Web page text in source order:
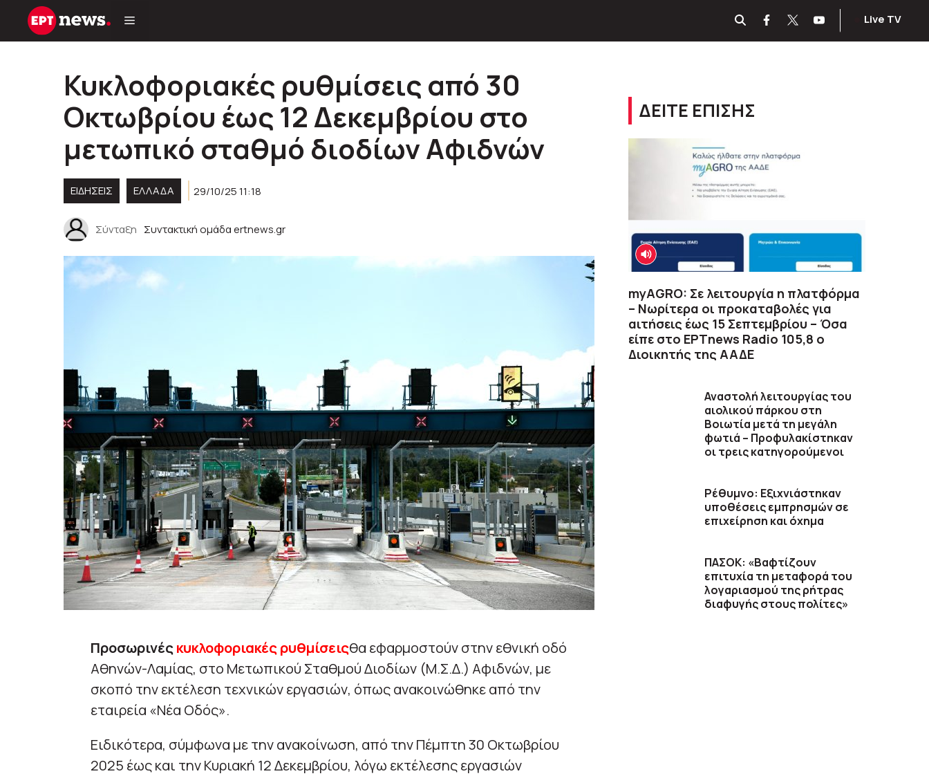
Μετάβαση
Live TV
Κυκλοφοριακές ρυθμίσεις από 30
Οκτωβρίου έως 12 Δεκεμβρίου στο
μετωπικό σταθμό διοδίων Αφιδνών
ΕΙΔΗΣΕΙΣ ΕΛΛΑΔΑ 29/10/25 11:18
Σύνταξη Συντακτική ομάδα ertnews.gr
Προσωρινέςκυκλοφοριακές ρυθμίσειςθα εφαρμοστούν στην εθνική οδό
Αθηνών-Λαμίας, στο Μετωπικού Σταθμού Διοδίων (Μ.Σ.Δ.) Αφιδνών, με
σκοπό την εκτέλεση τεχνικών εργασιών, όπως ανακοινώθηκε από την
εταιρεία «Νέα Οδός».
Ειδικότερα, σύμφωνα με την ανακοίνωση, από την Πέμπτη 30 Οκτωβρίου
2025 έως και την Κυριακή 12 Δεκεμβρίου, λόγω εκτέλεσης εργασιών
ΔΕΙΤΕ ΕΠΙΣΗΣ
myAGRO: Σε λειτουργία η πλατφόρμα
– Νωρίτερα οι προκαταβολές για
αιτήσεις έως 15 Σεπτεμβρίου – Όσα
είπε στο ΕΡΤnews Radio 105,8 ο
Διοικητής της ΑΑΔΕ
Αναστολή λειτουργίας του
αιολικού πάρκου στη
Βοιωτία μετά τη μεγάλη
φωτιά – Προφυλακίστηκαν
οι τρεις κατηγορούμενοι
Ρέθυμνο: Εξιχνιάστηκαν
υποθέσεις εμπρησμών σε
επιχείρηση και όχημα
ΠΑΣΟΚ: «Βαφτίζουν
επιτυχία τη μεταφορά του
λογαριασμού της ρήτρας
διαφυγής στους πολίτες»